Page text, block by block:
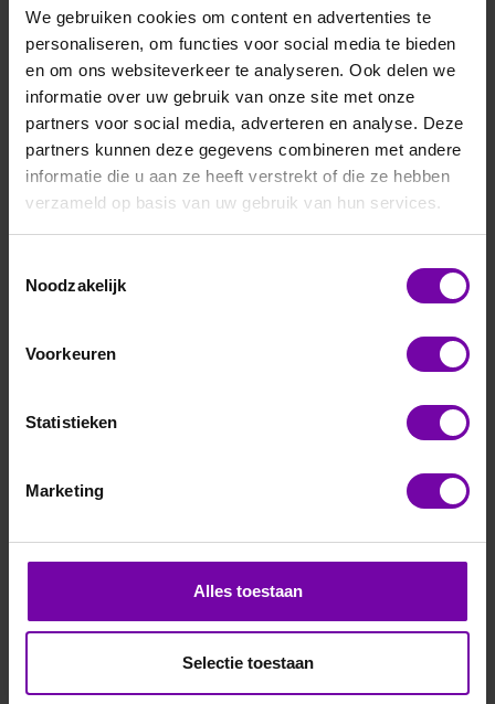
We gebruiken cookies om content en advertenties te
personaliseren, om functies voor social media te bieden
en om ons websiteverkeer te analyseren. Ook delen we
informatie over uw gebruik van onze site met onze
partners voor social media, adverteren en analyse. Deze
partners kunnen deze gegevens combineren met andere
informatie die u aan ze heeft verstrekt of die ze hebben
verzameld op basis van uw gebruik van hun services.
Noodzakelijk
Voorkeuren
Statistieken
Marketing
Alles toestaan
Selectie toestaan
hoge meetresolutie en betrouwbare datacaptatie vormt de
FieldLogger een compleet platform voor het verzamelen,
omgevingsgegevens.